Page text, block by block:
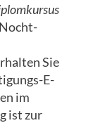
Sie
E-
im
ist zur